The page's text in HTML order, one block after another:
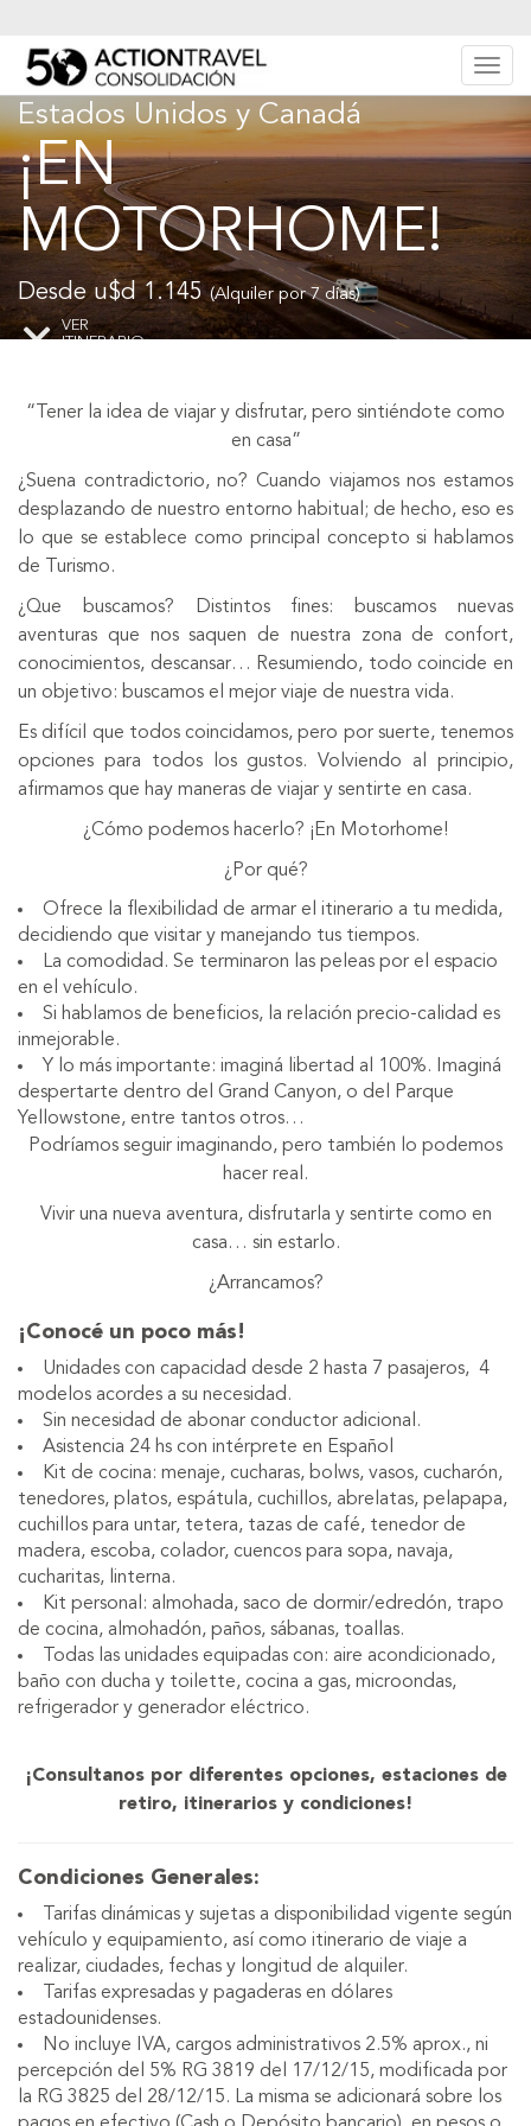
ActionLine
¡Recomendado!
Estados Unidos y Canadá
¡EN
MOTORHOME!
Desde u$d 1.145(Alquiler por 7 días)
VER
ITINERARIO
“Tener la idea de viajar y disfrutar, pero sintiéndote como
en casa”
¿Suena contradictorio, no? Cuando viajamos nos estamos
desplazando de nuestro entorno habitual; de hecho, eso es
lo que se establece como principal concepto si hablamos
de Turismo.
¿Que buscamos? Distintos fines: buscamos nuevas
aventuras que nos saquen de nuestra zona de confort,
conocimientos, descansar… Resumiendo, todo coincide en
un objetivo: buscamos el mejor viaje de nuestra vida.
Es difícil que todos coincidamos, pero por suerte, tenemos
opciones para todos los gustos. Volviendo al principio,
afirmamos que hay maneras de viajar y sentirte en casa.
¿Cómo podemos hacerlo? ¡En Motorhome!
¿Por qué?
Ofrece la flexibilidad de armar el itinerario a tu medida,
decidiendo que visitar y manejando tus tiempos.
La comodidad. Se terminaron las peleas por el espacio
en el vehículo.
Si hablamos de beneficios, la relación precio-calidad es
inmejorable.
Y lo más importante: imaginá libertad al 100%. Imaginá
despertarte dentro del Grand Canyon, o del Parque
Yellowstone, entre tantos otros…
Podríamos seguir imaginando, pero también lo podemos
hacer real.
Vivir una nueva aventura, disfrutarla y sentirte como en
casa… sin estarlo.
¿Arrancamos?
¡Conocé un poco más!
Unidades con capacidad desde 2 hasta 7 pasajeros, 4
modelos acordes a su necesidad.
Sin necesidad de abonar conductor adicional.
Asistencia 24 hs con intérprete en Español
Kit de cocina: menaje, cucharas, bolws, vasos, cucharón,
tenedores, platos, espátula, cuchillos, abrelatas, pelapapa,
cuchillos para untar, tetera, tazas de café, tenedor de
madera, escoba, colador, cuencos para sopa, navaja,
cucharitas, linterna.
Kit personal: almohada, saco de dormir/edredón, trapo
de cocina, almohadón, paños, sábanas, toallas.
Todas las unidades equipadas con: aire acondicionado,
baño con ducha y toilette, cocina a gas, microondas,
refrigerador y generador eléctrico.
¡Consultanos por diferentes opciones, estaciones de
retiro, itinerarios y condiciones!
Condiciones Generales:
Tarifas dinámicas y sujetas a disponibilidad vigente según
vehículo y equipamiento, así como itinerario de viaje a
realizar, ciudades, fechas y longitud de alquiler.
Tarifas expresadas y pagaderas en dólares
estadounidenses.
No incluye IVA, cargos administrativos 2.5% aprox., ni
percepción del 5% RG 3819 del 17/12/15, modificada por
la RG 3825 del 28/12/15. La misma se adicionará sobre los